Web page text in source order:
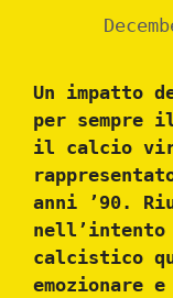
Un impatto
per sempre
il calcio
anni ’90.
calcistico
emozionare